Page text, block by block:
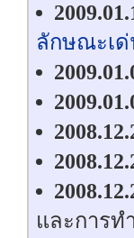
ลักษณะเ
และการท